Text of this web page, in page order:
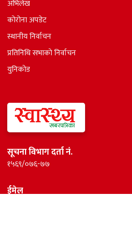
अभिलेख
कोरोना अपडेट
स्थानीय निर्वाचन
प्रतिनिधि सभाकाे निर्वाचन
युनिकोड
सूचना विभाग दर्ता नं.
१५६९/०७६-७७
ईमेल